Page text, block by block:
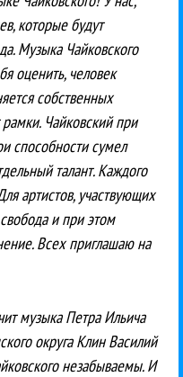
которые будут
Музыка Чайковского
оценить, человек
собственных
Чайковский при
способности сумел
талант. Каждого
артистов, участвующих
и при этом
Всех приглашаю на
музыка Петра Ильича
округа Клин Василий
незабываемы. И